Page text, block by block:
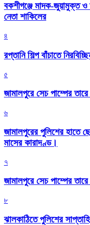
বকশীগঞ্জে মাদক-জুয়ামুক্ত ও
নেতা শাকিলের
৪
রপ্তানি শিল্প বাঁচাতে
৫
জামালপুরে সেচ পাম্পের
৬
জামালপুরের পুলিশের হাতে
মাসের কারাদণ্ড।
৭
জামালপুরে সেচ পাম্পের
৮
‎ঝালকাঠিতে পুলিশের